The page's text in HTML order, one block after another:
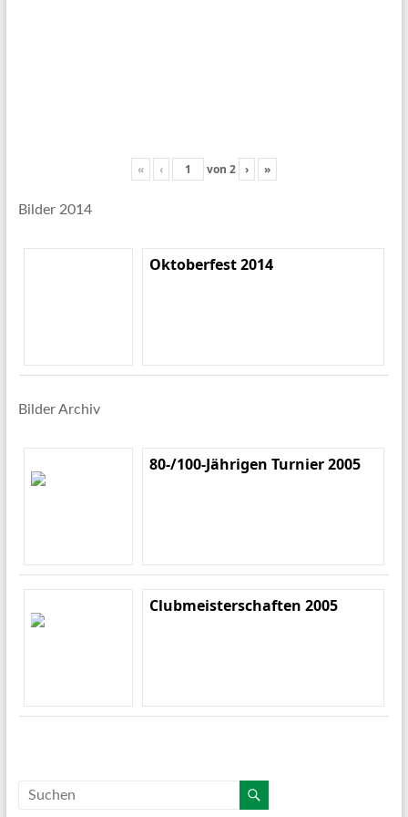
« ‹ von 2 › »
Bilder 2014
Oktoberfest 2014
Bilder Archiv
80-/100-Jährigen Turnier 2005
Clubmeisterschaften 2005